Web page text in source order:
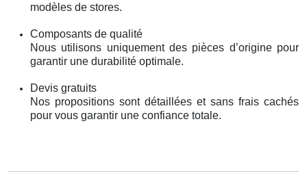
modèles de stores.
Composants de qualité
Nous utilisons uniquement des pièces d’origine pour
garantir une durabilité optimale.
Devis gratuits
Nos propositions sont détaillées et sans frais cachés
pour vous garantir une confiance totale.